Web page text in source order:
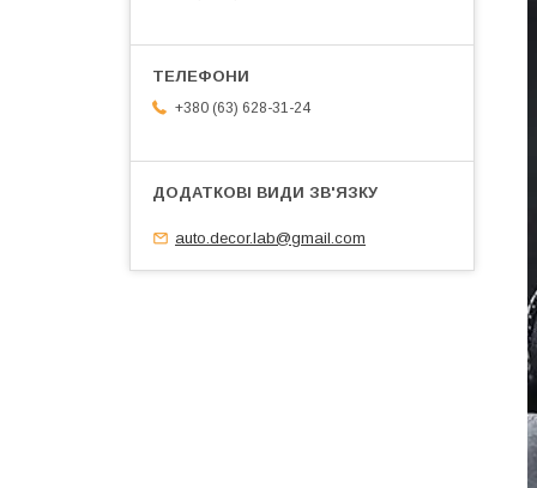
+380 (63) 628-31-24
auto.decor.lab@gmail.com